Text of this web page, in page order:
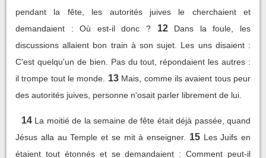
pendant la fête, les autorités juives le cherchaient et
demandaient : Où est-il donc ?
12
Dans la foule, les
discussions allaient bon train à son sujet. Les uns disaient :
C'est quelqu'un de bien. Pas du tout, répondaient les autres :
il trompe tout le monde.
13 Mais, comme ils avaient tous peur
des autorités juives, personne n'osait parler librement de lui.
14 La moitié de la semaine de fête était déjà passée, quand
Jésus alla au Temple et se mit à enseigner.
15 Les Juifs en
étaient tout étonnés et se demandaient : Comment peut-il